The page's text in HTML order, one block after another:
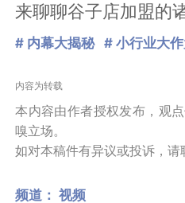
来聊聊谷子店加盟的
# 内幕大揭秘 # 小行业大
内容为转载
本内容由作者授权发布，观
嗅立场。
如对本稿件有异议或投诉，请
频道： 视频